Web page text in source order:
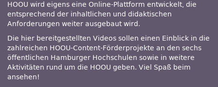
HOOU wird eigens eine Online-Plattform entwickelt, die
entsprechend der inhaltlichen und didaktischen
Anforderungen weiter ausgebaut wird.
Die hier bereitgestellten Videos sollen einen Einblick in die
zahlreichen HOOU-Content-Förderprojekte an den sechs
öffentlichen Hamburger Hochschulen sowie in weitere
Aktivitäten rund um die HOOU geben. Viel Spaß beim
ansehen!